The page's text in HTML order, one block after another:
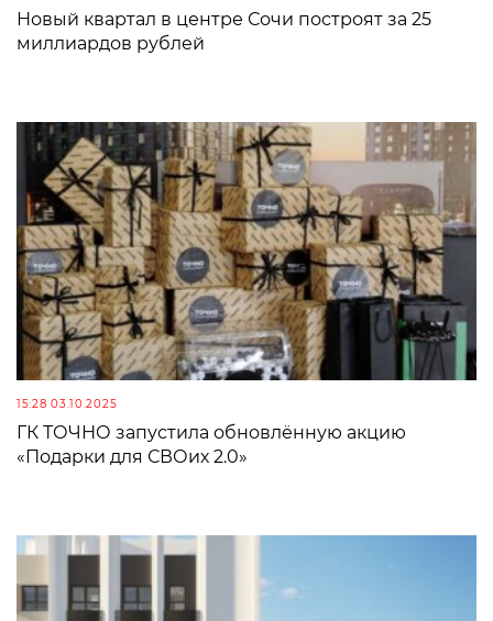
Новый квартал в центре Сочи построят за 25
миллиардов рублей
15:28 03.10.2025
ГК ТОЧНО запустила обновлённую акцию
«Подарки для СВОих 2.0»